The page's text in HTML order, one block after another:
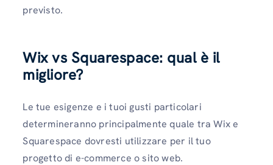
previsto.
Wix vs Squarespace: qual è il
migliore?
Le tue esigenze e i tuoi gusti particolari
determineranno principalmente quale tra Wix e
Squarespace dovresti utilizzare per il tuo
progetto di e-commerce o sito web.